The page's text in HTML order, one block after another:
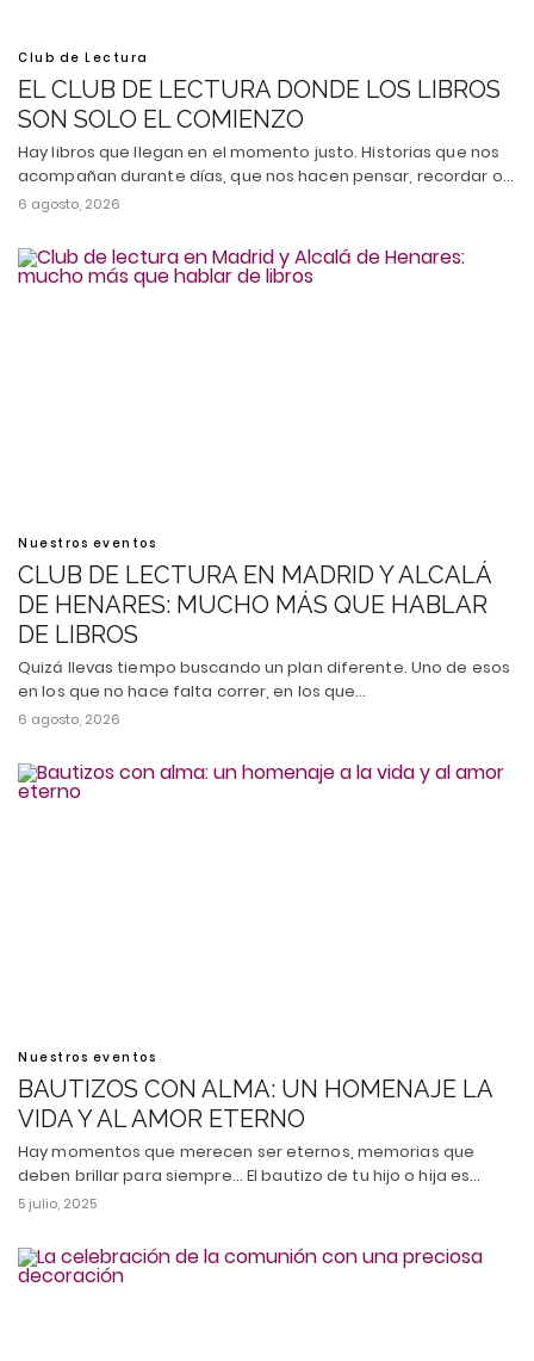
Club de Lectura
EL CLUB DE LECTURA DONDE LOS LIBROS
SON SOLO EL COMIENZO
Hay libros que llegan en el momento justo. Historias que nos
acompañan durante días, que nos hacen pensar, recordar o…
6 agosto, 2026
Nuestros eventos
CLUB DE LECTURA EN MADRID Y ALCALÁ
DE HENARES: MUCHO MÁS QUE HABLAR
DE LIBROS
Quizá llevas tiempo buscando un plan diferente. Uno de esos
en los que no hace falta correr, en los que…
6 agosto, 2026
Nuestros eventos
BAUTIZOS CON ALMA: UN HOMENAJE LA
VIDA Y AL AMOR ETERNO
Hay momentos que merecen ser eternos, memorias que
deben brillar para siempre... El bautizo de tu hijo o hija es…
5 julio, 2025